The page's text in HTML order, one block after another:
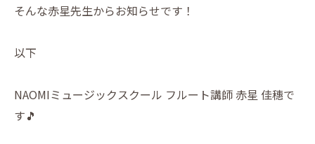
そんな赤星先生からお知らせです！
以下
NAOMIミュージックスクール フルート講師 赤星 佳穗で
す🎵